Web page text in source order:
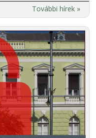
További hírek »